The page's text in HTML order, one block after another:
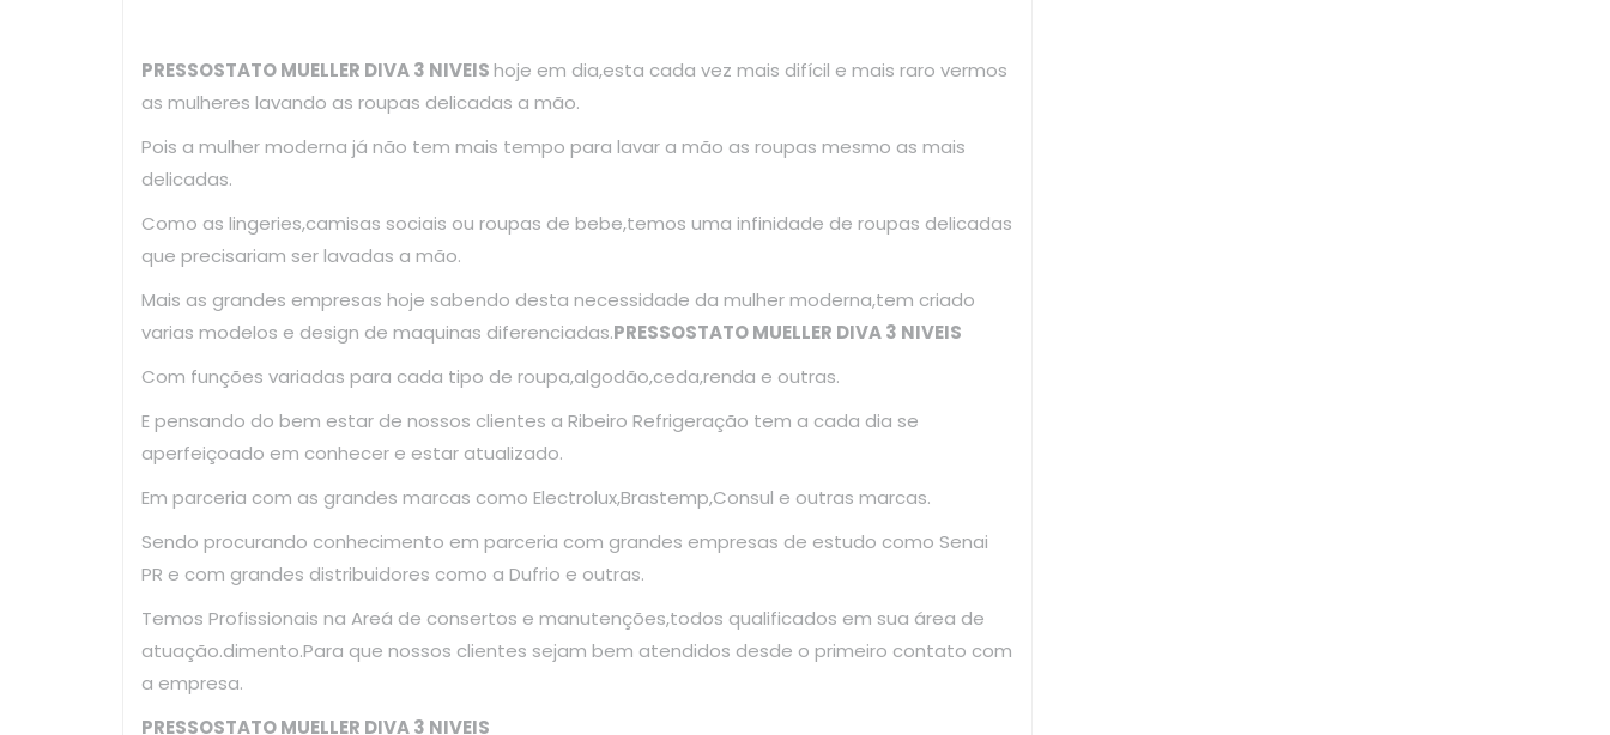
PRESSOSTATO MUELLER DIVA 3 NIVEIShoje em dia,esta cada vez mais difícil e mais raro vermos
as mulheres lavando as roupas delicadas a mão.
Pois a mulher moderna já não tem mais tempo para lavar a mão as roupas mesmo as mais
delicadas.
Como as lingeries,camisas sociais ou roupas de bebe,temos uma infinidade de roupas delicadas
que precisariam ser lavadas a mão.
Mais as grandes empresas hoje sabendo desta necessidade da mulher moderna,tem criado
varias modelos e design de maquinas diferenciadas.PRESSOSTATO MUELLER DIVA 3 NIVEIS
Com funções variadas para cada tipo de roupa,algodão,ceda,renda e outras.
E pensando do bem estar de nossos clientes a Ribeiro Refrigeração tem a cada dia se
aperfeiçoado em conhecer e estar atualizado.
Em parceria com as grandes marcas como Electrolux,Brastemp,Consul e outras marcas.
Sendo procurando conhecimento em parceria com grandes empresas de estudo como Senai
PR e com grandes distribuidores como a Dufrio e outras.
Temos Profissionais na Areá de consertos e manutenções,todos qualificados em sua área de
atuação.dimento.Para que nossos clientes sejam bem atendidos desde o primeiro contato com
a empresa.
PRESSOSTATO MUELLER DIVA 3 NIVEIS